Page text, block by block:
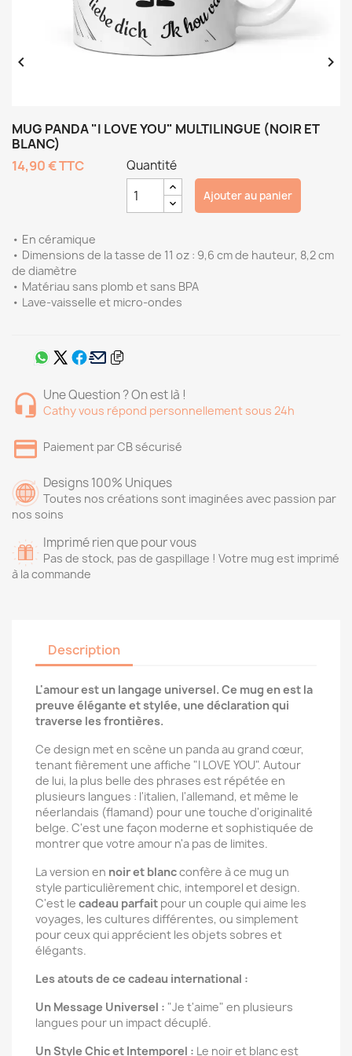
 
MUG PANDA "I LOVE YOU" MULTILINGUE (NOIR ET
BLANC)
14,90 €TTC
• En céramique
• Dimensions de la tasse de 11 oz : 9,6 cm de hauteur, 8,2 cm
de diamètre
• Matériau sans plomb et sans BPA
• Lave-vaisselle et micro-ondes
Quantité
Ajouter au panier
Une Question ? On est là !
Cathy vous répond personnellement sous 24h
Paiement par CB sécurisé
Designs 100% Uniques
Toutes nos créations sont imaginées avec passion par
nos soins
Imprimé rien que pour vous
Pas de stock, pas de gaspillage ! Votre mug est imprimé
à la commande
Description
L'amour est un langage universel. Ce mug en est la
preuve élégante et stylée, une déclaration qui
traverse les frontières.
Ce design met en scène un panda au grand cœur,
tenant fièrement une affiche "I LOVE YOU". Autour
de lui, la plus belle des phrases est répétée en
plusieurs langues : l'italien, l'allemand, et même le
néerlandais (flamand) pour une touche d'originalité
belge. C'est une façon moderne et sophistiquée de
montrer que votre amour n'a pas de limites.
La version en noir et blancconfère à ce mug un
style particulièrement chic, intemporel et design.
C'est le cadeau parfait pour un couple qui aime les
voyages, les cultures différentes, ou simplement
pour ceux qui apprécient les objets sobres et
élégants.
Les atouts de ce cadeau international :
Un Message Universel : "Je t'aime" en plusieurs
langues pour un impact décuplé.
Un Style Chic et Intemporel : Le noir et blanc est